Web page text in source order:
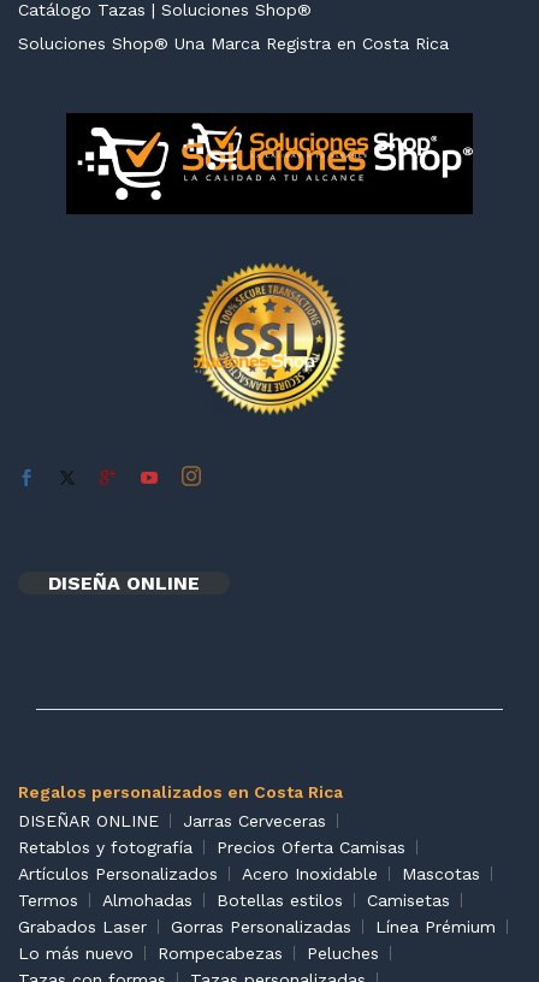
Catálogo Tazas | Soluciones Shop®
Soluciones Shop® Una Marca Registra en Costa Rica
DISEÑA ONLINE
Regalos personalizados en Costa Rica
DISEÑAR ONLINE
Jarras Cerveceras
Retablos y fotografía
Precios Oferta Camisas
Artículos Personalizados
Acero Inoxidable
Mascotas
Termos
Almohadas Botellas estilos
Camisetas
Grabados Laser
Gorras Personalizadas
Línea Prémium
Lo más nuevo
Rompecabezas
Peluches